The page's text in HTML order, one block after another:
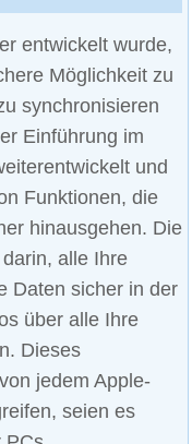
entwickelt wurde,
Möglichkeit zu
synchronisieren
Einführung im
und
Funktionen, die
hinausgehen. Die
alle Ihre
Daten sicher in der
über alle Ihre
Dieses
jedem Apple-
seien es